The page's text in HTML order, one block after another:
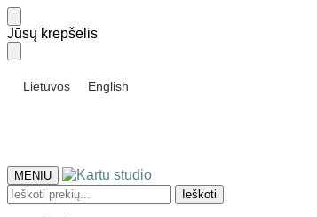
Skip
to
navigation
Skip
to
content
Jūsų krepšelis
Lietuvos English
MENIU
Ieškoti: Ieškoti